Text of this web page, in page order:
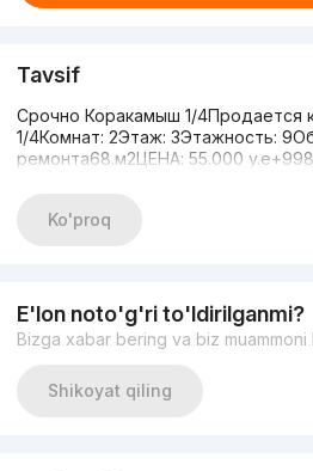
Tavsif
Срочно Коракамыш 1/4Продается
1/4Комнат: 2Этаж: 3Этажность:
ремонта68.м2ЦЕНА: 55.000
Ko'proq
E'lon noto'g'ri to'ldirilganmi?
Bizga xabar bering va biz muammoni
Shikoyat qiling